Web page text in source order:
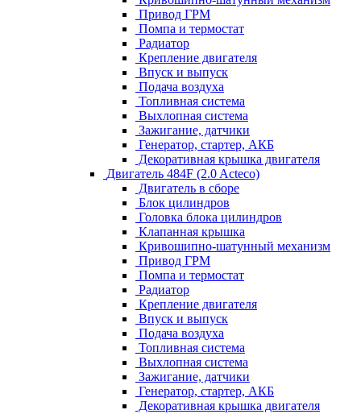
Привод ГРМ
Помпа и термостат
Радиатор
Крепление двигателя
Впуск и выпуск
Подача воздуха
Топливная система
Выхлопная система
Зажигание, датчики
Генератор, стартер, АКБ
Декоративная крышка двигателя
Двигатель 484F (2.0 Acteco)
Двигатель в сборе
Блок цилиндров
Головка блока цилиндров
Клапанная крышка
Кривошипно-шатунный механизм
Привод ГРМ
Помпа и термостат
Радиатор
Крепление двигателя
Впуск и выпуск
Подача воздуха
Топливная система
Выхлопная система
Зажигание, датчики
Генератор, стартер, АКБ
Декоративная крышка двигателя